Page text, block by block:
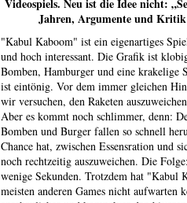
Videospiels. Neu ist die Idee nicht:
Jahren, Argumente und
"Kabul Kaboom" ist ein eigenartiges
und hoch interessant. Die Grafik ist
Bomben, Hamburger und eine
ist eintönig. Vor dem immer gleichen
wir versuchen, den Raketen
Aber es kommt noch schlimmer, denn:
Bomben und Burger fallen so schnell
Chance hat, zwischen Essensration und
noch rechtzeitig auszuweichen. Die
wenige Sekunden. Trotzdem hat "Kabul
meisten anderen Games nicht aufwarten